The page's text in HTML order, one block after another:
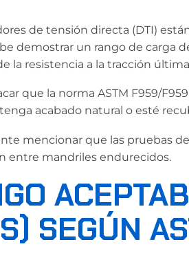
de tensión directa (DTI)
demostrar un rango de carga
la resistencia a la tracción
que la norma ASTM F959/
acabado natural o esté
mencionar que las pruebas
entre mandriles endurecidos.
SEGÚN